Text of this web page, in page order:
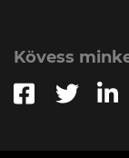
Kövess